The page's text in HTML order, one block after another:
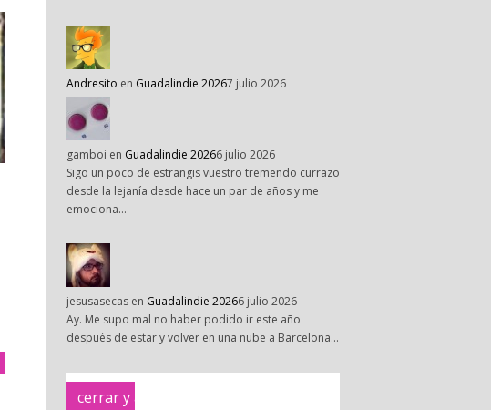
Andresito en Guadalindie 20267 julio 2026
gamboi en Guadalindie 20266 julio 2026
Sigo un poco de estrangis vuestro tremendo currazo
desde la lejanía desde hace un par de años y me
emociona…
jesusasecas en Guadalindie 20266 julio 2026
Ay. Me supo mal no haber podido ir este año
después de estar y volver en una nube a Barcelona…